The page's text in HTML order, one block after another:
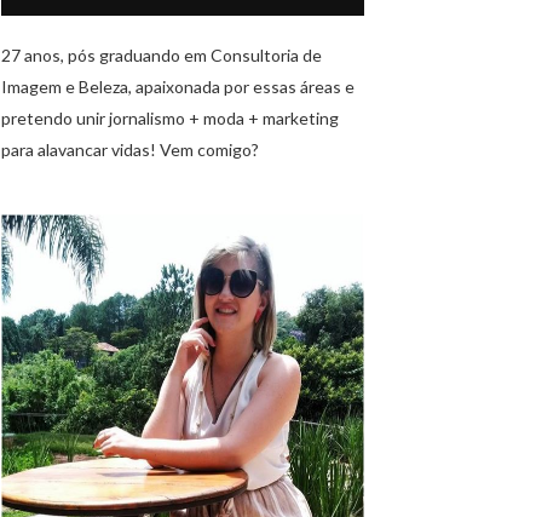
27 anos, pós graduando em Consultoria de
Imagem e Beleza, apaixonada por essas áreas e
pretendo unir jornalismo + moda + marketing
para alavancar vidas! Vem comigo?